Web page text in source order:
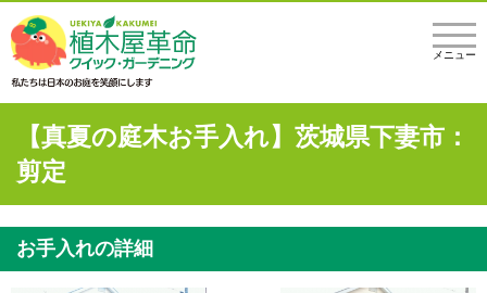
メニュー
【真夏の庭木お手入れ】茨城県下妻市：
剪定
お手入れの詳細